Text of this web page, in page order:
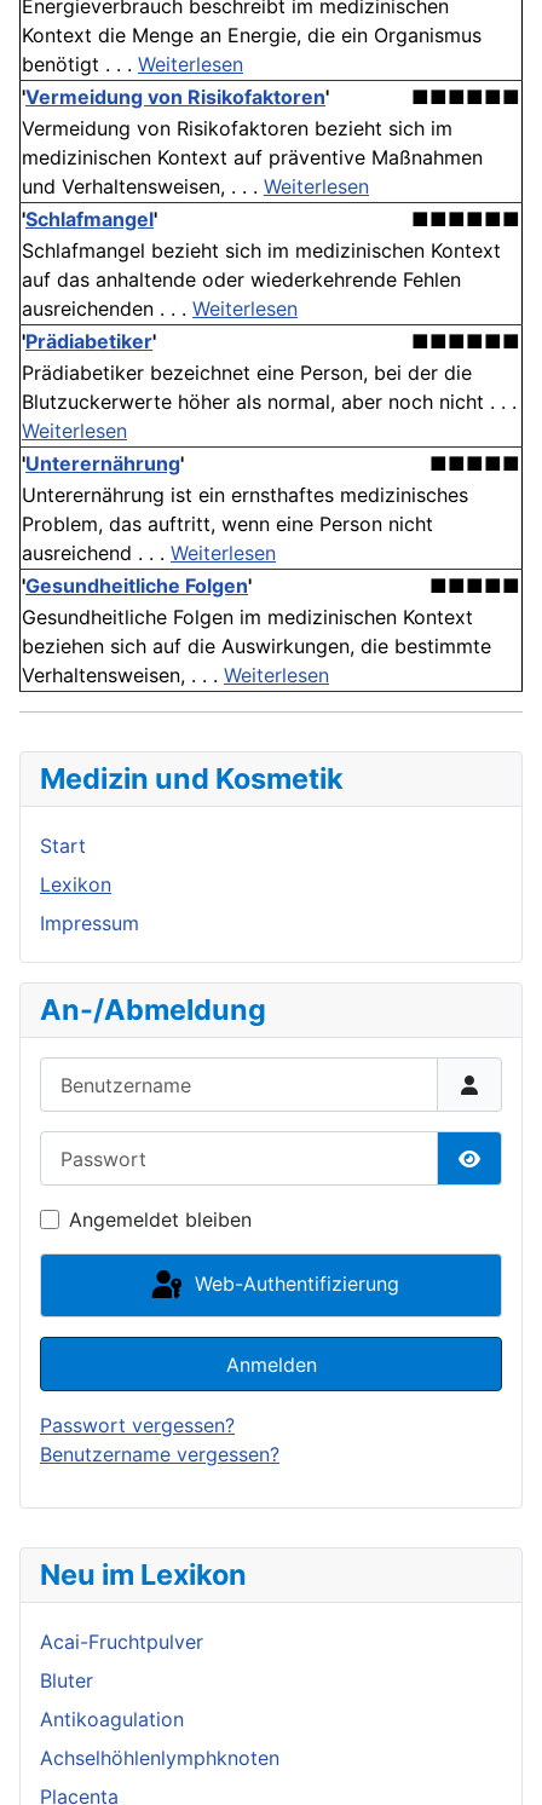
Neu im Lexikon
Acai-Fruchtpulver
Bluter
Antikoagulation
Achselhöhlenlymphknoten
Placenta
Energieverbrauch beschreibt im medizinischen
Kontext die Menge an Energie, die ein Organismus
benötigt . . . Weiterlesen
'Vermeidung von Risikofaktoren'
■■■■■■
Vermeidung von Risikofaktoren bezieht sich im
medizinischen Kontext auf präventive Maßnahmen
und Verhaltensweisen, . . . Weiterlesen
'Schlafmangel'
■■■■■■
Schlafmangel bezieht sich im medizinischen Kontext
auf das anhaltende oder wiederkehrende Fehlen
ausreichenden . . . Weiterlesen
'Prädiabetiker'
■■■■■■
Prädiabetiker bezeichnet eine Person, bei der die
Blutzuckerwerte höher als normal, aber noch nicht . . .
Weiterlesen
'Unterernährung'
■■■■■
Unterernährung ist ein ernsthaftes medizinisches
Problem, das auftritt, wenn eine Person nicht
ausreichend . . . Weiterlesen
'Gesundheitliche Folgen'
■■■■■
Gesundheitliche Folgen im medizinischen Kontext
beziehen sich auf die Auswirkungen, die bestimmte
Verhaltensweisen, . . . Weiterlesen
Medizin und Kosmetik
Start
Lexikon
Impressum
An-/Abmeldung
Angemeldet bleiben
Web-Authentifizierung
Anmelden
Passwort vergessen?
Benutzername vergessen?